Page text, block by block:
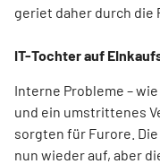
geriet daher durch die
IT-Tochter auf
Interne Probleme –
und ein umstrittenes
sorgten für Furore.
nun wieder auf, aber